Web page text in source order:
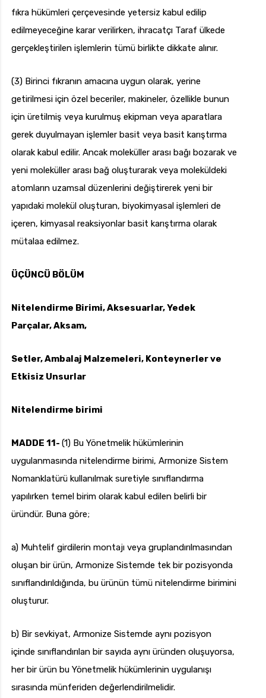
fıkra hükümleri çerçevesinde yetersiz kabul edilip
edilmeyeceğine karar verilirken, ihracatçı Taraf ülkede
gerçekleştirilen işlemlerin tümü birlikte dikkate alınır.
(3) Birinci fıkranın amacına uygun olarak, yerine
getirilmesi için özel beceriler, makineler, özellikle bunun
için üretilmiş veya kurulmuş ekipman veya aparatlara
gerek duyulmayan işlemler basit veya basit karıştırma
olarak kabul edilir. Ancak moleküller arası bağı bozarak ve
yeni moleküller arası bağ oluşturarak veya moleküldeki
atomların uzamsal düzenlerini değiştirerek yeni bir
yapıdaki molekül oluşturan, biyokimyasal işlemleri de
içeren, kimyasal reaksiyonlar basit karıştırma olarak
mütalaa edilmez.
ÜÇÜNCÜ BÖLÜM
Nitelendirme Birimi, Aksesuarlar, Yedek
Parçalar, Aksam,
Setler, Ambalaj Malzemeleri, Konteynerler ve
Etkisiz Unsurlar
Nitelendirme birimi
MADDE 11- (1) Bu Yönetmelik hükümlerinin
uygulanmasında nitelendirme birimi, Armonize Sistem
Nomanklatürü kullanılmak suretiyle sınıflandırma
yapılırken temel birim olarak kabul edilen belirli bir
üründür. Buna göre;
a) Muhtelif girdilerin montajı veya gruplandırılmasından
oluşan bir ürün, Armonize Sistemde tek bir pozisyonda
sınıflandırıldığında, bu ürünün tümü nitelendirme birimini
oluşturur.
b) Bir sevkiyat, Armonize Sistemde aynı pozisyon
içinde sınıflandırılan bir sayıda aynı üründen oluşuyorsa,
her bir ürün bu Yönetmelik hükümlerinin uygulanışı
sırasında münferiden değerlendirilmelidir.